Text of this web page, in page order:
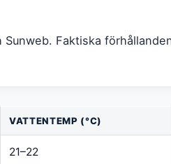
Faktiska
VATTENTEMP (°C)
21–22